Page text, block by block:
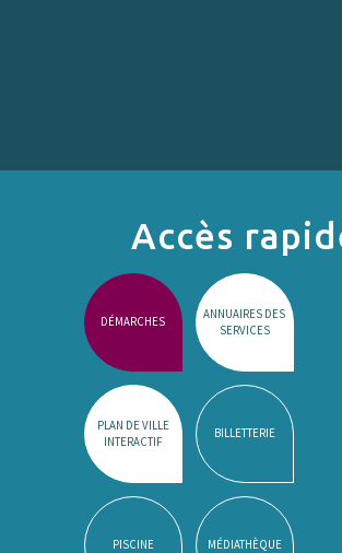
Accès
DÉMARCHES
ANNUAIRES DES
SERVICES
PLAN DE VILLE
INTERACTIF
BILLETTERIE
PISCINE MÉDIATHÈQUE